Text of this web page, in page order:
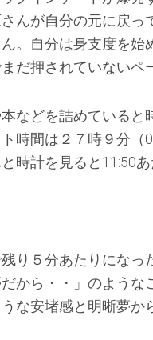
んが自分の元に戻っ
。自分は身支度を
だ押されていないペ
などを詰めていると
時間は２７時９分（
時計を見ると11:50あ
り５分あたりになっ
だから・・」のよう
な安堵感と明晰夢